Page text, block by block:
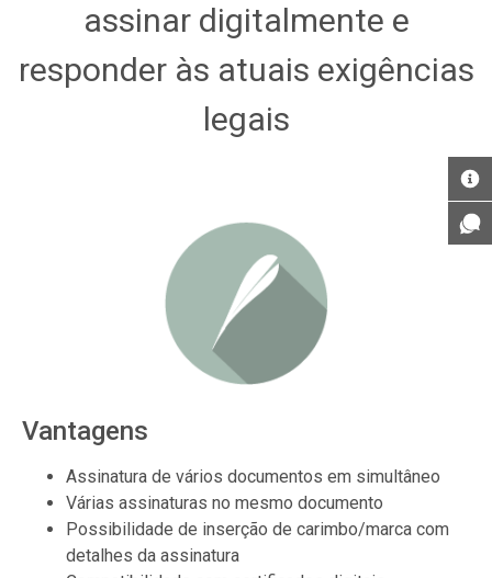
assinar digitalmente e
responder às atuais exigências
legais
Vantagens
Assinatura de vários documentos em simultâneo
Várias assinaturas no mesmo documento
Possibilidade de inserção de carimbo/marca com
detalhes da assinatura